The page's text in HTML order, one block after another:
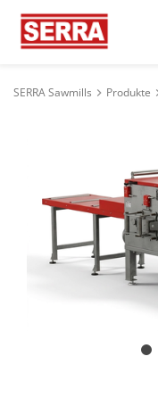
SERRA Sawmills Produkte